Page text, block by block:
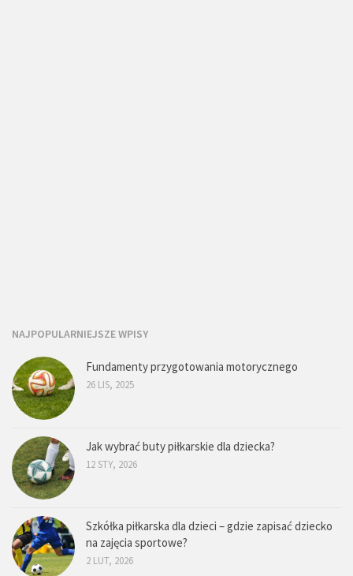
NAJPOPULARNIEJSZE WPISY
Fundamenty przygotowania motorycznego
26 LIS, 2025
Jak wybrać buty piłkarskie dla dziecka?
12 STY, 2026
Szkółka piłkarska dla dzieci – gdzie zapisać dziecko
na zajęcia sportowe?
2 LUT, 2026